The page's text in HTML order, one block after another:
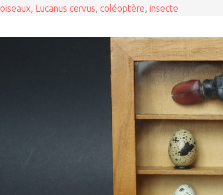
oiseaux, Lucanus cervus, coléoptère, insecte